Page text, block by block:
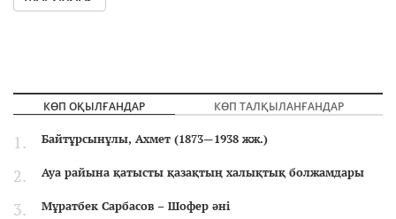
КӨП ОҚЫЛҒАНДАР КӨП ТАЛҚЫЛАНҒАНДАР
Байтұрсынұлы, Ахмет (1873—1938 жж.)
Ауа райына қатысты қазақтың халықтық болжамдары
Мұратбек Сарбасов – Шофер әні